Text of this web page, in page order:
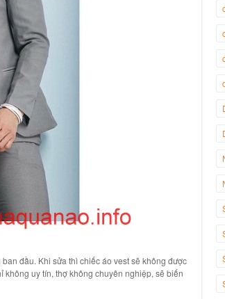
đầu. Khi sửa thì chiếc áo vest sẽ không được
uy tín, thợ không chuyên nghiệp, sẽ biến